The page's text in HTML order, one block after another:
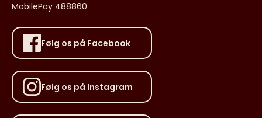
MobilePay 488860
Følg os på Facebook
Følg os på Instagram